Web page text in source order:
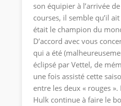
son équipier à l’arrivée
courses, il semble qu’il
était le champion du
D’accord avec vous
qui a été
éclipsé par Vettel, de
une fois assisté cette
entre les deux « rouges ».
Hulk continue à faire le